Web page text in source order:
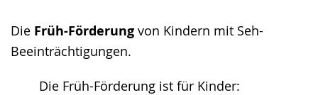
Die Früh-Förderung von Kindern mit Seh-
Beeinträchtigungen.
Die Früh-Förderung ist für Kinder: